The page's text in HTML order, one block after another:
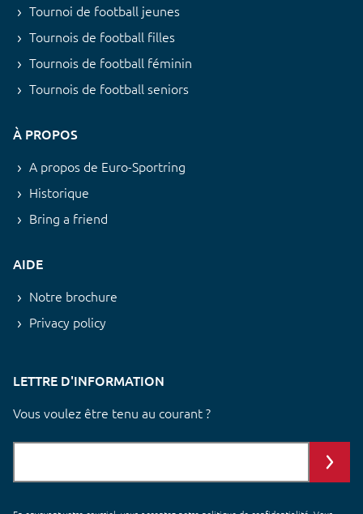
Tournoi de football jeunes
Tournois de football filles
Tournois de football féminin
Tournois de football seniors
À PROPOS
A propos de Euro-Sportring
Historique
Bring a friend
AIDE
Notre brochure
Privacy policy
LETTRE D'INFORMATION
Vous voulez être tenu au courant ?